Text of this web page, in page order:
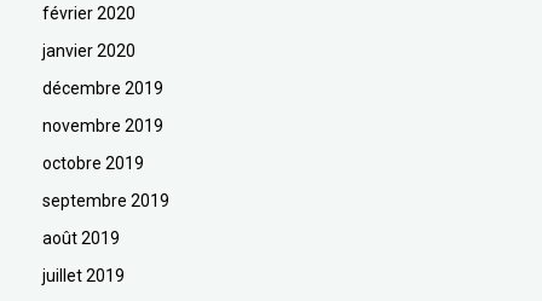
février 2020
janvier 2020
décembre 2019
novembre 2019
octobre 2019
septembre 2019
août 2019
juillet 2019